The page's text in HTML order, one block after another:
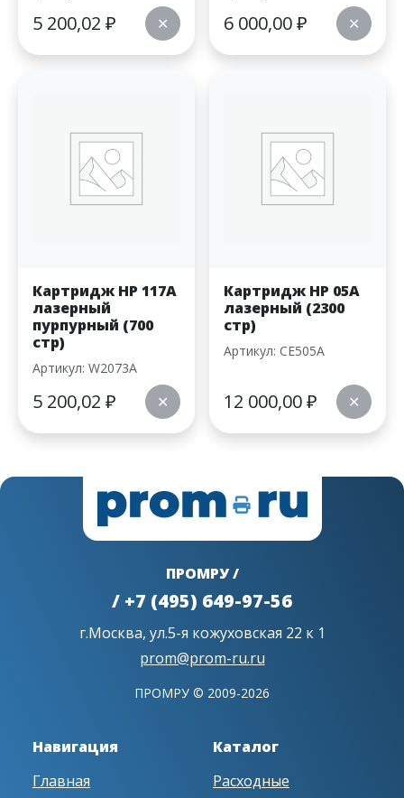
5 200,02 ₽ ✕ 6 000,00₽ ✕
Картридж HP 117A
лазерный
пурпурный (700
стр)
Артикул: W2073A
5 200,02 ₽ ✕
Картридж HP 05A
лазерный (2300
стр)
Артикул: CE505A
12 000,00₽ ✕
ПРОМРУ /
/ +7 (495) 649-97-56
г.Москва, ул.5-я кожуховская 22 к 1
prom@prom-ru.ru
ПРОМРУ © 2009-2026
Навигация
Главная
Каталог
Расходные